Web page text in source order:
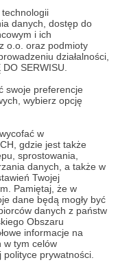
danych, dostęp do
i ich
o.o. oraz podmioty
działalności,
SERWISU.
swoje preferencje
wybierz opcję
w
gdzie jest także
sprostowania,
danych, a także w
Twojej
Pamiętaj, że w
dane będą mogły być
danych z państw
Obszaru
informacje na
w tym celów
prywatności.
Patronów, a
jeden z nich!
Patronów!
już